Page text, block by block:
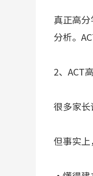
真正高
分析。
2、ACT
很多家
但事实上